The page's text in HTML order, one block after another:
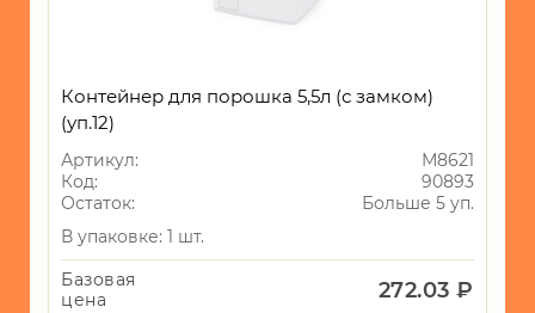
Контейнер для порошка 5,5л (с замком)
(уп.12)
Артикул:
М8621
Код:
90893
Остаток:
Больше 5 уп.
В упаковке: 1 шт.
Базовая
цена
272.03 ₽